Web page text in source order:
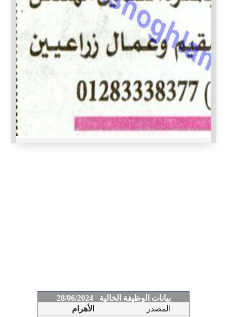
بيانات الوظيفة الخالية 28/06/2024
الأهرام
المصدر